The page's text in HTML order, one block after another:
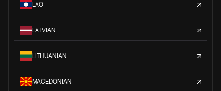
LAO
LATVIAN
LITHUANIAN
MACEDONIAN